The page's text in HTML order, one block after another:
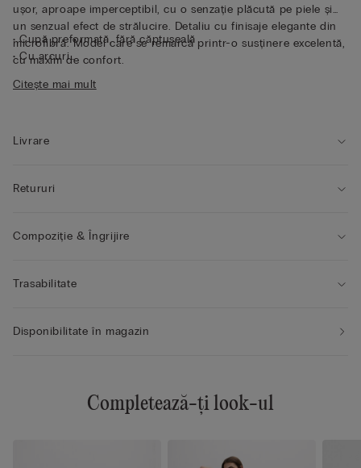
ușor, aproape imperceptibil, cu o senzație plăcută pe piele și
un senzual efect de strălucire. Detaliu cu finisaje elegante din
microfibră. Model care se remarcă printr-o susținere excelentă,
cu maxim de confort.
• Cupă preformată, fără căptușeală
• Cu arcuri
• Bretele îmbrăcate în microfibră, reglabile la spate
Citește mai mult
Livrare
Retururi
Compoziție & Îngrijire
Trasabilitate
Disponibilitate în magazin
Completează-ți look-ul